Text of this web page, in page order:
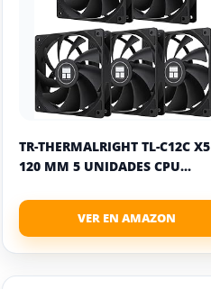
TR-THERMALRIGHT TL-C12C X5
120 MM 5 UNIDADES CPU...